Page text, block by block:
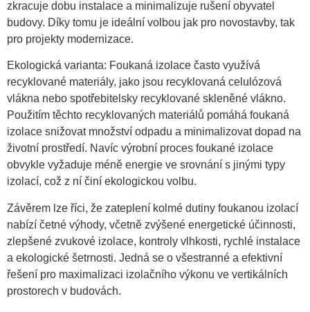
zkracuje dobu instalace a minimalizuje rušení obyvatel
budovy. Díky tomu je ideální volbou jak pro novostavby, tak
pro projekty modernizace.
Ekologická varianta: Foukaná izolace často využívá
recyklované materiály, jako jsou recyklovaná celulózová
vlákna nebo spotřebitelsky recyklované skleněné vlákno.
Použitím těchto recyklovaných materiálů pomáhá foukaná
izolace snižovat množství odpadu a minimalizovat dopad na
životní prostředí. Navíc výrobní proces foukané izolace
obvykle vyžaduje méně energie ve srovnání s jinými typy
izolací, což z ní činí ekologickou volbu.
Závěrem lze říci, že zateplení kolmé dutiny foukanou izolací
nabízí četné výhody, včetně zvýšené energetické účinnosti,
zlepšené zvukové izolace, kontroly vlhkosti, rychlé instalace
a ekologické šetrnosti. Jedná se o všestranné a efektivní
řešení pro maximalizaci izolačního výkonu ve vertikálních
prostorech v budovách.